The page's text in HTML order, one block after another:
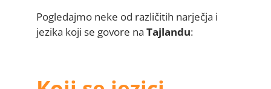
Pogledajmo neke od različitih narječja i
jezika koji se govore na Tajlandu: